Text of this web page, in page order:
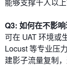
Q3: 如何在不影
可在 UAT 环境或
Locust 等专业压
建影子流量复制